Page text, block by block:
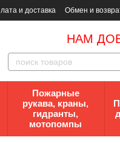
и доставка Обмен и
пожарной безопасности
НАМ
Пожарные
рукава, краны,
гидранты,
мотопомпы